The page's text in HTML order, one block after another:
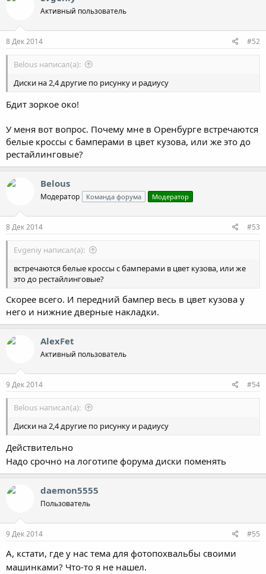
Активный пользователь
8 Дек 2014 #52
Belous написал(а):
Диски на 2,4 другие по рисунку и радиусу
Бдит зоркое око!
У меня вот вопрос. Почему мне в Оренбурге встречаются
белые кроссы с бамперами в цвет кузова, или же это до
рестайлинговые?
Belous
Модератор Команда форума Модератор
8 Дек 2014 #53
Evgeniy написал(а):
встречаются белые кроссы с бамперами в цвет кузова, или же
это до рестайлинговые?
Скорее всего. И передний бампер весь в цвет кузова у
него и нижние дверные накладки.
AlexFet
Активный пользователь
9 Дек 2014 #54
Belous написал(а):
Диски на 2,4 другие по рисунку и радиусу
Действительно
Надо срочно на логотипе форума диски поменять
daemon5555
Пользователь
9 Дек 2014 #55
А, кстати, где у нас тема для фотопохвальбы своими
машинками? Что-то я не нашел.